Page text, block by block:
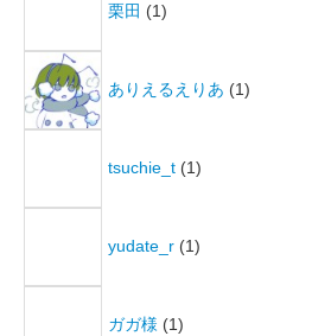
栗田 (1)
ありえるえりあ (1)
tsuchie_t (1)
yudate_r (1)
ガガ様 (1)